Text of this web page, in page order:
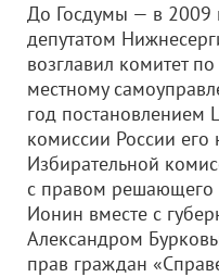
До Госдумы — в 2009
депутатом
возглавил комитет
местному
год постановлением
комиссии России
Избирательной
с правом решающего
Ионин вместе с
Александром
прав граждан